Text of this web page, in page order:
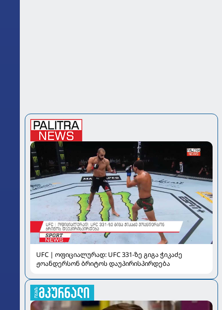
UFC | ოფიციალურად: UFC 331-ზე გიგა ჭიკაძე
ჟოანდერსონ ბრიტოს დაუპირისპირდება